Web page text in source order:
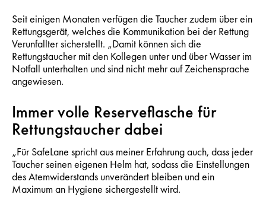
Seit einigen Monaten verfügen die Taucher zudem über ein
Rettungsgerät, welches die Kommunikation bei der Rettung
Verunfallter sicherstellt. „Damit können sich die
Rettungstaucher mit den Kollegen unter und über Wasser im
Notfall unterhalten und sind nicht mehr auf Zeichensprache
angewiesen.
Immer volle Reserveflasche für
Rettungstaucher dabei
„Für SafeLane spricht aus meiner Erfahrung auch, dass jeder
Taucher seinen eigenen Helm hat, sodass die Einstellungen
des Atemwiderstands unverändert bleiben und ein
Maximum an Hygiene sichergestellt wird.